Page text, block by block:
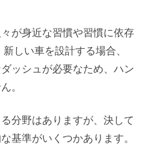
が身近な習慣や習慣に依存
しい車を設計する場合、
ッシュが必要なため、ハン
。
分野はありますが、決して
基準がいくつかあります。